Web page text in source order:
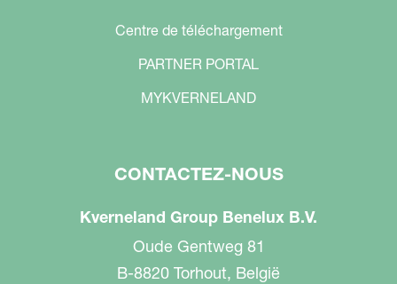
Centre de téléchargement
PARTNER PORTAL
MYKVERNELAND
CONTACTEZ-NOUS
Kverneland Group Benelux B.V.
Oude Gentweg 81
B-8820 Torhout, België